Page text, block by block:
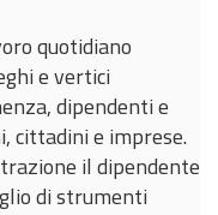
quotidiano
e vertici
dipendenti e
cittadini e imprese.
il dipendente
di strumenti